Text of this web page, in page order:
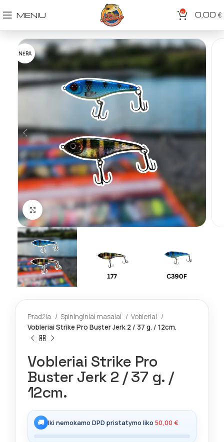
MENIU 0 0,00 €
NĖRA
Spustelėkite norėdami padidinti
Pradžia Spininginiai masalai
Vobleriai
Vobleriai Strike Pro Buster Jerk 2 / 37 g. / 12cm.
Vobleriai Strike Pro
Buster Jerk 2 / 37 g. /
12cm.
🚚 Iki nemokamo DPD pristatymo liko 50,00€